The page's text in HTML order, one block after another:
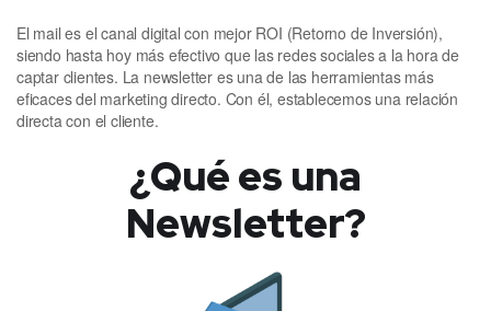
El mail es el canal digital con mejor ROI (Retorno de Inversión),
siendo hasta hoy más efectivo que las redes sociales a la hora de
captar clientes. La newsletter es una de las herramientas más
eficaces del marketing directo. Con él, establecemos una relación
directa con el cliente.
¿Qué es una
Newsletter?